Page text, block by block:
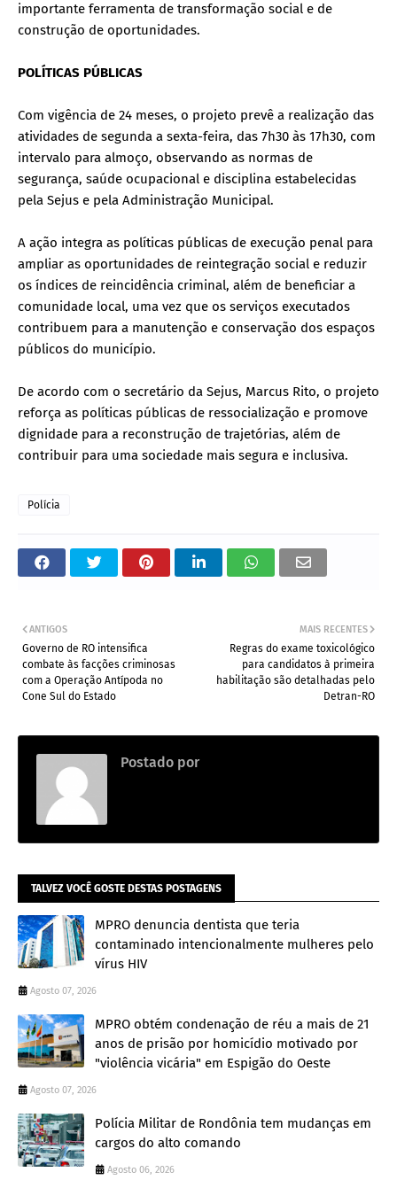
importante ferramenta de transformação social e de
construção de oportunidades.
POLÍTICAS PÚBLICAS
Com vigência de 24 meses, o projeto prevê a realização das
atividades de segunda a sexta-feira, das 7h30 às 17h30, com
intervalo para almoço, observando as normas de
segurança, saúde ocupacional e disciplina estabelecidas
pela Sejus e pela Administração Municipal.
A ação integra as políticas públicas de execução penal para
ampliar as oportunidades de reintegração social e reduzir
os índices de reincidência criminal, além de beneficiar a
comunidade local, uma vez que os serviços executados
contribuem para a manutenção e conservação dos espaços
públicos do município.
De acordo com o secretário da Sejus, Marcus Rito, o projeto
reforça as políticas públicas de ressocialização e promove
dignidade para a reconstrução de trajetórias, além de
contribuir para uma sociedade mais segura e inclusiva.
Polícia
MAIS RECENTES
Regras do exame toxicológico
para candidatos à primeira
habilitação são detalhadas pelo
Detran-RO
ANTIGOS
Governo de RO intensifica
combate às facções criminosas
com a Operação Antípoda no
Cone Sul do Estado
Postado por
TALVEZ VOCÊ GOSTE DESTAS POSTAGENS
MPRO denuncia dentista que teria
contaminado intencionalmente mulheres pelo
vírus HIV
Agosto 07, 2026
MPRO obtém condenação de réu a mais de 21
anos de prisão por homicídio motivado por
"violência vicária" em Espigão do Oeste
Agosto 07, 2026
Polícia Militar de Rondônia tem mudanças em
cargos do alto comando
Agosto 06, 2026